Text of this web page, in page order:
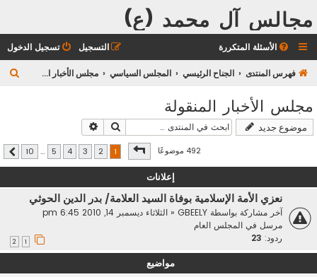
مجالس آل محمد (ع)
الأسئلة المتكررة تسجيل الدخول التسجيل
فهرس المنتدى الجناح الرئيسي المجلس السياسي مجلس الأخبار المنقولة
ب
مجلس الأخبار المنقولة
موضوع جديد بحث
492 موضوعًا صفحة1 من10
2
3
4
5
…
10 التالي
إعلانات
نعزي الأمة الإسلامية بوفاة السيد العلامة/ بدر الدين الحوثي
آخر مشاركة بواسطة GBEELY
« الثلاثاء ديسمبر 14, 2010 6:45 pm
مرسل في المجلس العام
ردود: 23
مواضيع